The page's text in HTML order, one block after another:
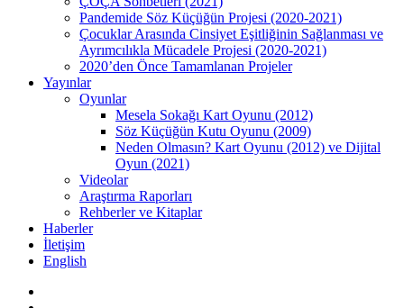
Pandemide Söz Küçüğün Projesi (2020-2021)
Çocuklar Arasında Cinsiyet Eşitliğinin Sağlanması ve
Ayrımcılıkla Mücadele Projesi (2020-2021)
2020’den Önce Tamamlanan Projeler
Yayınlar
Oyunlar
Mesela Sokağı Kart Oyunu (2012)
Söz Küçüğün Kutu Oyunu (2009)
Neden Olmasın? Kart Oyunu (2012) ve Dijital
Oyun (2021)
Videolar
Araştırma Raporları
Rehberler ve Kitaplar
Haberler
İletişim
English